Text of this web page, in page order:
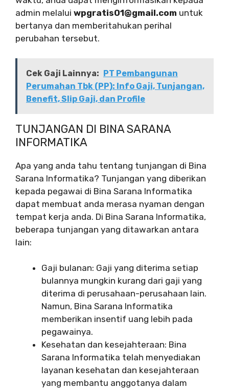
admin melalui wpgratis01@gmail.com untuk
bertanya dan memberitahukan perihal
perubahan tersebut.
Cek Gaji Lainnya: PT Pembangunan
Perumahan Tbk (PP): Info Gaji, Tunjangan,
Benefit, Slip Gaji, dan Profile
TUNJANGAN DI BINA SARANA
INFORMATIKA
Apa yang anda tahu tentang tunjangan di Bina
Sarana Informatika? Tunjangan yang diberikan
kepada pegawai di Bina Sarana Informatika
dapat membuat anda merasa nyaman dengan
tempat kerja anda. Di Bina Sarana Informatika,
beberapa tunjangan yang ditawarkan antara
lain:
Gaji bulanan: Gaji yang diterima setiap
bulannya mungkin kurang dari gaji yang
diterima di perusahaan-perusahaan lain.
Namun, Bina Sarana Informatika
memberikan insentif uang lebih pada
pegawainya.
Kesehatan dan kesejahteraan: Bina
Sarana Informatika telah menyediakan
layanan kesehatan dan kesejahteraan
yang membantu anggotanya dalam